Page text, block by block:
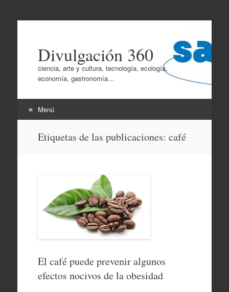
Divulgación 360
ciencia, arte y cultura, tecnología, ecología,
economía, gastronomía…
Menú
Etiquetas de las publicaciones: café
El café puede prevenir algunos
efectos nocivos de la obesidad